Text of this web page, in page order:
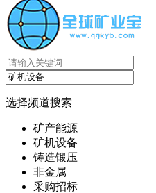
选择频道搜索
矿产能源
矿机设备
铸造锻压
非金属
采购招标